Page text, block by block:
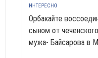
ИНТЕРЕСНО
Орбакайте
сыном от
мужа- Байсарова в